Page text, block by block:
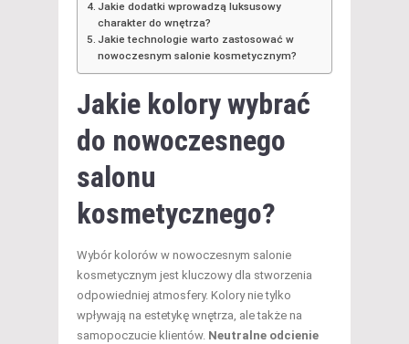
Jakie dodatki wprowadzą luksusowy
charakter do wnętrza?
Jakie technologie warto zastosować w
nowoczesnym salonie kosmetycznym?
Jakie kolory wybrać
do nowoczesnego
salonu
kosmetycznego?
Wybór kolorów w nowoczesnym salonie
kosmetycznym jest kluczowy dla stworzenia
odpowiedniej atmosfery. Kolory nie tylko
wpływają na estetykę wnętrza, ale także na
samopoczucie klientów. Neutralne odcienie